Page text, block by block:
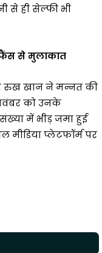
से ही सेल्फी भी
से मुलाकात
रुख खान ने मन्नत की
को उनके
में भीड़ जमा हुई
मीडिया प्लेटफॉर्म पर